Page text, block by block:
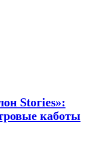
Stories»:
каботы